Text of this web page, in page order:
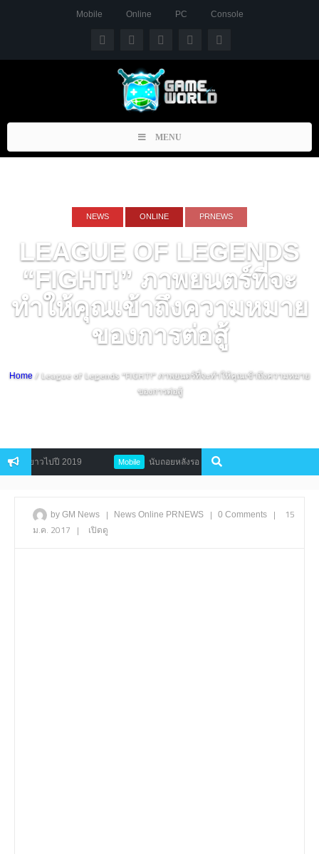
Mobile Online PC Console
Toggle
navigation
MENU
NEWS ONLINE PRNEWS
LEAGUE OF LEGENDS
“FIGHT!” ภาพยนตร์ที่จะ
ทำให้คุณเข้าถึงความหมาย
ของการต่อสู้
Home / League of Legends “FIGHT!” ภาพยนตร์ที่จะทำให้คุณเข้าถึงความหมาย
ของการต่อสู้
ยาวไปปี 2019 นับถอยหลังรอ Game of Thrones Conquest จ่อลงส
by GM News | News Online PRNEWS | 0 Comments |
15
ม.ค. 2017 | เปิดดู